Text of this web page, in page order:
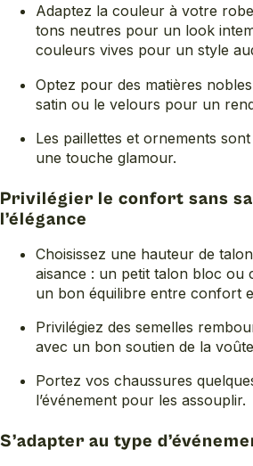
Adaptez la couleur à votre
tons neutres pour un look
couleurs vives pour un style
Optez pour des matières
satin ou le velours pour un
Les paillettes et ornements
une touche glamour.
Privilégier le confort sans
l’élégance
Choisissez une hauteur de
aisance : un petit talon bloc ou
un bon équilibre entre confort
Privilégiez des semelles
avec un bon soutien de la
Portez vos chaussures
l’événement pour les assouplir.
S’adapter au type